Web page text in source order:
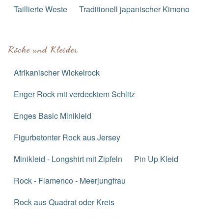
Taillierte Weste
Traditionell japanischer Kimono
Röcke und Kleider
Afrikanischer Wickelrock
Enger Rock mit verdecktem Schlitz
Enges Basic Minikleid
Figurbetonter Rock aus Jersey
Minikleid - Longshirt mit Zipfeln
Pin Up Kleid
Rock - Flamenco - Meerjungfrau
Rock aus Quadrat oder Kreis